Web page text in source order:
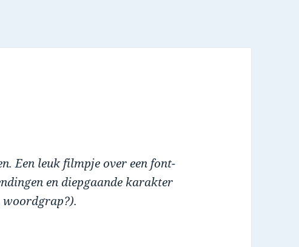
Een leuk filmpje over een font-
en diepgaande karakter